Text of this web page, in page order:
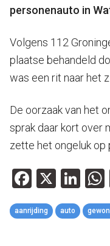
personenauto in
Volgens 112
plaatse behandeld
was een rit naar het
De oorzaak van het
sprak daar kort over
zette het ongeluk op
X
aanrijding auto